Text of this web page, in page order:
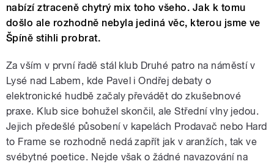
nabízí ztraceně chytrý mix toho všeho. Jak k tomu
došlo ale rozhodně nebyla jediná věc, kterou jsme ve
Špíně stihli probrat.
Za vším v první řadě stál klub Druhé patro na náměstí v
Lysé nad Labem, kde Pavel i Ondřej debaty o
elektronické hudbě začaly převádět do zkušebnové
praxe. Klub sice bohužel skončil, ale Střední vlny jedou.
Jejich předešlé působení v kapelách Prodavač nebo Hard
to Frame se rozhodně nedá zapřít jak v aranžích, tak ve
svébytné poetice. Nejde však o žádné navazování na